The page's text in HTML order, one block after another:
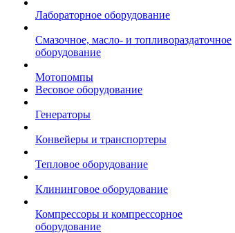
Лабораторное оборудование
Смазочное, масло- и топливораздаточное
оборудование
Мотопомпы
Весовое оборудование
Генераторы
Конвейеры и транспортеры
Тепловое оборудование
Клининговое оборудование
Компрессоры и компрессорное
оборудование